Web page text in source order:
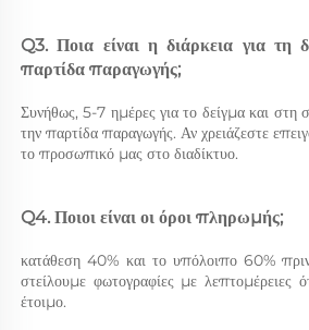
Q3. Ποια είναι η διάρκεια για τη
παρτίδα παραγωγής;
Συνήθως, 5-7 ημέρες για το δείγμα και στη
την παρτίδα παραγωγής. Αν χρειάζεστε
το προσωπικό μας στο διαδίκτυο.
Q4. Ποιοι είναι οι όροι πληρωμής;
κατάθεση 40% και το υπόλοιπο 60%
στείλουμε φωτογραφίες με λεπτομέρειες
έτοιμο.